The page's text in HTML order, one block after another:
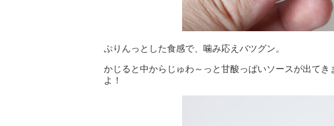
ぷりんっとした食感で、噛み応えバツグン。
かじると中からじゅわ～っと甘酸っぱいソースが出て
よ！